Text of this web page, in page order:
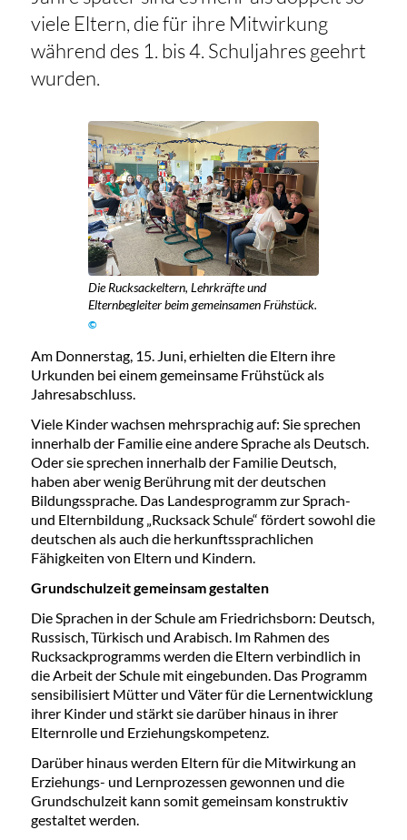
viele Eltern, die für ihre Mitwirkung
während des 1. bis 4. Schuljahres geehrt
wurden.
Die Rucksackeltern, Lehrkräfte und
Elternbegleiter beim gemeinsamen Frühstück.
©
Am Donnerstag, 15. Juni, erhielten die Eltern ihre
Urkunden bei einem gemeinsame Frühstück als
Jahresabschluss.
Viele Kinder wachsen mehrsprachig auf: Sie sprechen
innerhalb der Familie eine andere Sprache als Deutsch.
Oder sie sprechen innerhalb der Familie Deutsch,
haben aber wenig Berührung mit der deutschen
Bildungssprache. Das Landesprogramm zur Sprach-
und Elternbildung „Rucksack Schule“ fördert sowohl die
deutschen als auch die herkunftssprachlichen
Fähigkeiten von Eltern und Kindern.
Grundschulzeit gemeinsam gestalten
Die Sprachen in der Schule am Friedrichsborn: Deutsch,
Russisch, Türkisch und Arabisch. Im Rahmen des
Rucksackprogramms werden die Eltern verbindlich in
die Arbeit der Schule mit eingebunden. Das Programm
sensibilisiert Mütter und Väter für die Lernentwicklung
ihrer Kinder und stärkt sie darüber hinaus in ihrer
Elternrolle und Erziehungskompetenz.
Darüber hinaus werden Eltern für die Mitwirkung an
Erziehungs- und Lernprozessen gewonnen und die
Grundschulzeit kann somit gemeinsam konstruktiv
gestaltet werden.